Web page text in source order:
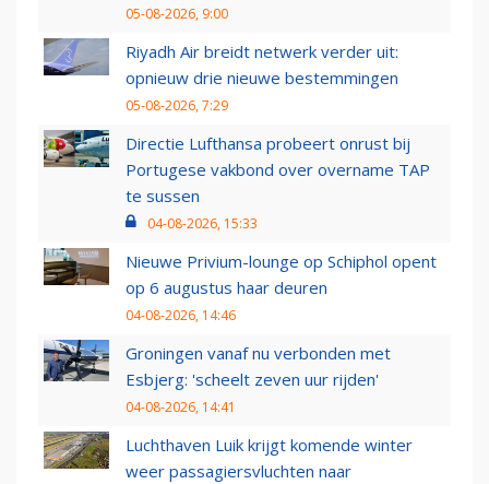
05-08-2026, 9:00
Riyadh Air breidt netwerk verder uit:
opnieuw drie nieuwe bestemmingen
05-08-2026, 7:29
Directie Lufthansa probeert onrust bij
Portugese vakbond over overname TAP
te sussen
04-08-2026, 15:33
Nieuwe Privium-lounge op Schiphol opent
op 6 augustus haar deuren
04-08-2026, 14:46
Groningen vanaf nu verbonden met
Esbjerg: 'scheelt zeven uur rijden'
04-08-2026, 14:41
Luchthaven Luik krijgt komende winter
weer passagiersvluchten naar